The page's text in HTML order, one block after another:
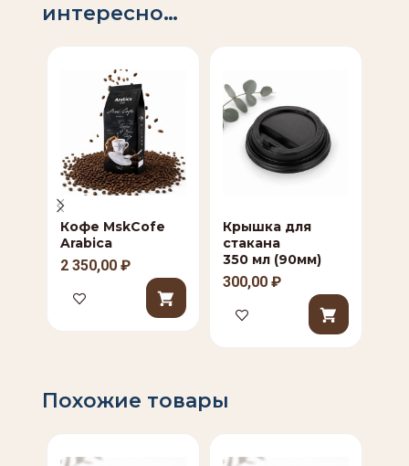
интересно…
Кофе MskCofe
Arabica
2 350,00 ₽
Крышка для
стакана
350 мл (90мм)
300,00 ₽
Похожие товары